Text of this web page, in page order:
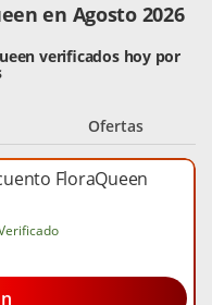
en Agosto 2026
verificados hoy por
Ofertas
FloraQueen